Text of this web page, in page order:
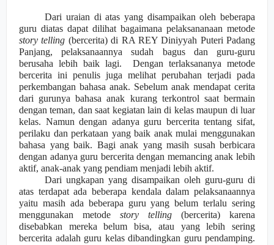
Dari uraian di atas yang disampaikan oleh beberapa
guru diatas dapat dilihat bagaimana pelaksananaan metode
story telling (bercerita) di RA REY Diniyyah Puteri Padang
Panjang, pelaksanaannya sudah bagus dan guru-guru
berusaha lebih baik lagi.
Dengan terlaksananya metode
bercerita ini penulis juga melihat perubahan terjadi pada
perkembangan bahasa anak. Sebelum anak mendapat cerita
dari gurunya bahasa anak kurang terkontrol saat bermain
dengan teman, dan saat kegiatan lain di kelas maupun di luar
kelas. Namun dengan adanya guru bercerita tentang sifat,
perilaku dan perkataan yang baik anak mulai menggunakan
bahasa yang baik. Bagi anak yang masih susah berbicara
dengan adanya guru bercerita dengan memancing anak lebih
aktif, anak-anak yang pendiam menjadi lebih aktif.
Dari ungkapan yang disampaikan oleh guru-guru di
atas terdapat ada beberapa kendala dalam pelaksanaannya
yaitu masih ada beberapa guru yang belum terlalu sering
menggunakan metode story telling (bercerita) karena
disebabkan mereka belum bisa, atau yang lebih sering
bercerita adalah guru kelas dibandingkan guru pendamping.